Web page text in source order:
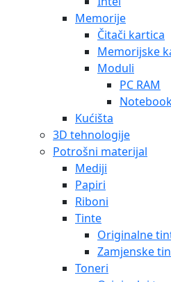
Memorije
Čitači kartica
Memorijske
Moduli
PC RAM
Kućišta
3D tehnologije
Potrošni materijal
Mediji
Papiri
Riboni
Tinte
Originalne
Zamjenske
Toneri